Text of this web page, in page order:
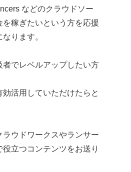
などのクラウドソー
を稼ぎたいという方を応援
ります。
者でレベルアップしたい方
活用していただけたらと
ラウドワークスやランサー
立つコンテンツをお送り